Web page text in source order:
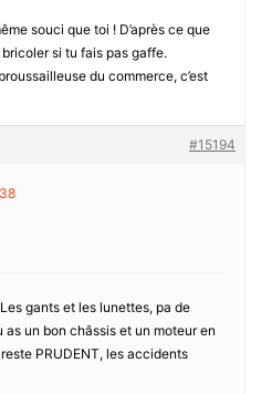
souci que toi ! D’après ce que
si tu fais pas gaffe.
du commerce, c’est
#15194
gants et les lunettes, pa de
un bon châssis et un moteur en
PRUDENT, les accidents